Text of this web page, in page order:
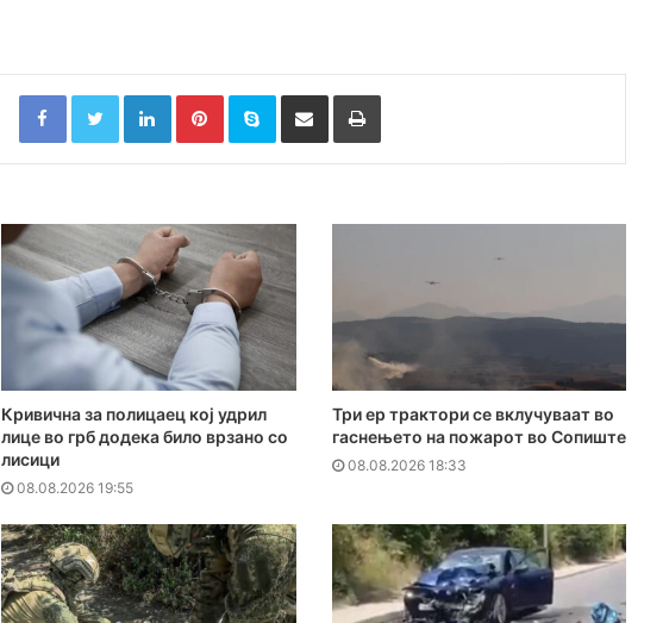
FacebookTwitterLinkedInPinterestSkype Сподели преку Е-маил Испринтај
Кривична за полицаец кој удрил
лице во грб додека било врзано со
лисици
08.08.2026 19:55
Три ер трактори се вклучуваат во
гаснењето на пожарот во Сопиште
08.08.2026 18:33